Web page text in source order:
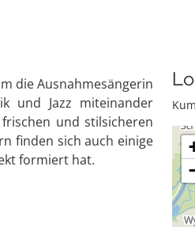
die Ausnahmesängerin
und Jazz miteinander
und stilsicheren
finden sich auch einige
formiert hat.